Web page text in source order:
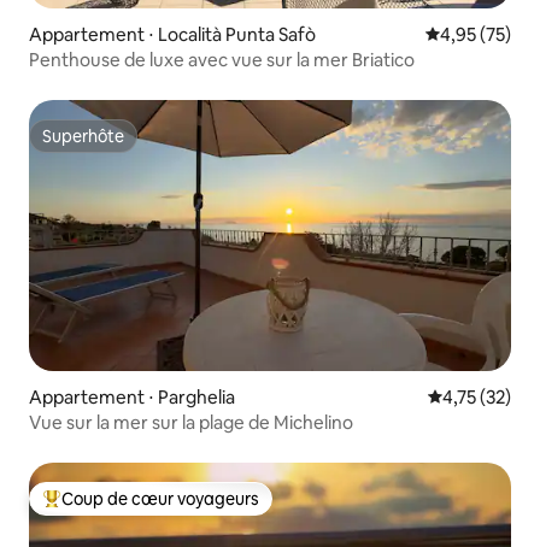
Appartement ⋅ Località Punta Safò Évaluation
4,95 (75)
Penthouse de luxe avec vue sur la mer Briatico
Superhôte
Superhôte
Appartement ⋅ Parghelia Évaluation
4,75 (32)
Vue sur la mer sur la plage de Michelino
Coups de cœur voyageurs les plus appréciés
Coup de cœur voyageurs